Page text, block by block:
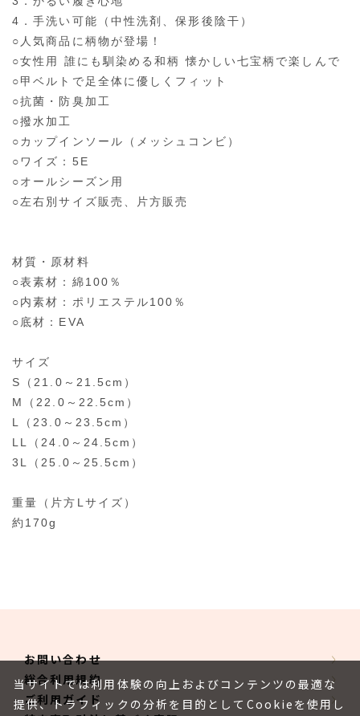
4．手洗い可能（中性洗剤、保形後陰干）
○人気商品に柄物が登場！
○女性用 誰にも馴染める和柄 懐かしい七宝柄で楽しんで
○甲ベルトで足全体に優しくフィット
○抗菌・防臭加工
○撥水加工
○カップインソール（メッシュコンビ）
○ワイズ：5E
○オールシーズン用
○左右別サイズ販売、片方販売
材質・原材料
○表素材：綿100％
○内素材：ポリエステル100％
○底材：EVA
サイズ
S（21.0～21.5cm）
M（22.0～22.5cm）
L（23.0～23.5cm）
LL（24.0～24.5cm）
3L（25.0～25.5cm）
重量（片方Lサイズ）
約170g
お問い合わせ
総合利用規約
ご利用ガイド
当サイトでは利用体験の向上およびコンテンツの最適な
提供、トラフィックの分析を目的としてCookieを使用し